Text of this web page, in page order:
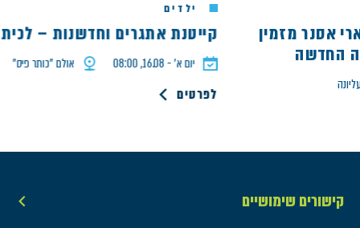
ארי אסנר מזמין
ילדים
קייטנת אתגרים וחדשנות –
יום א׳ - 16.08, 08:00 אולם ״כותר פיס״
לפרטים
קישורים שימושיים